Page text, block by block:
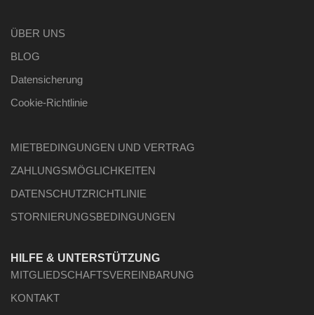
ÜBER UNS
BLOG
Datensicherung
Cookie-Richtlinie
MIETBEDINGUNGEN UND VERTRAG
ZAHLUNGSMÖGLICHKEITEN
DATENSCHUTZRICHTLINIE
STORNIERUNGSBEDINGUNGEN
HILFE & UNTERSTÜTZUNG
MITGLIEDSCHAFTSVEREINBARUNG
KONTAKT